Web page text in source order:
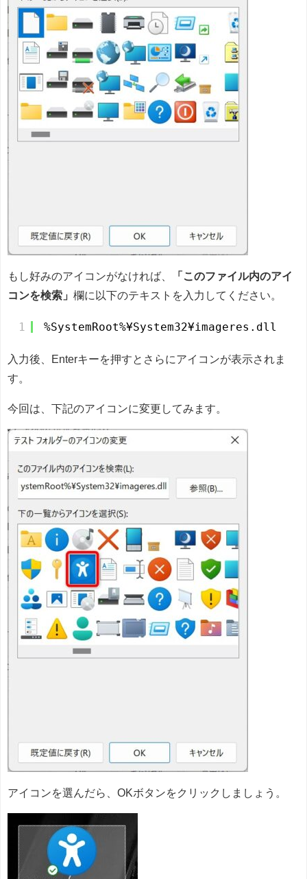
もし好みのアイコンがなければ、
「このファイル内のアイ
コンを検索」 欄に以下のテキストを入力してください。
1 %SystemRoot%¥System32¥imageres.dll
入力後、Enterキーを押すとさらにアイコンが表示されま
す。
今回は、下記のアイコンに変更してみます。
アイコンを選んだら、OKボタンをクリックしましょう。